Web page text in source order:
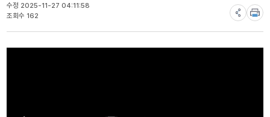
수정 2025-11-27 04:11:58
조회수 162